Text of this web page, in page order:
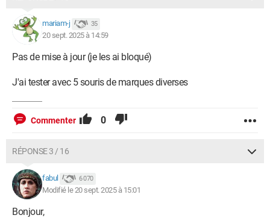
mariam-j 35
20 sept. 2025 à 14:59
Pas de mise à jour (je les ai bloqué)
J'ai tester avec 5 souris de marques diverses
Commenter 0
RÉPONSE 3 / 16
fabul 6 070
Modifié le 20 sept. 2025 à 15:01
Bonjour,